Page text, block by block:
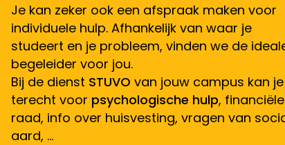
Je kan zeker ook een afspraak maken voor
individuele hulp. Afhankelijk van waar je
studeert en je probleem, vinden we de
begeleider voor jou.
Bij de dienst STUVO van jouw campus kan je
terecht voor psychologische hulp, financiële
raad, info over huisvesting, vragen van
aard, …